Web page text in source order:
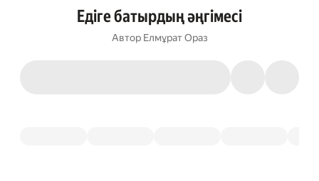
Едіге батырдың әңгімесі
Автор Елмұрат Ораз